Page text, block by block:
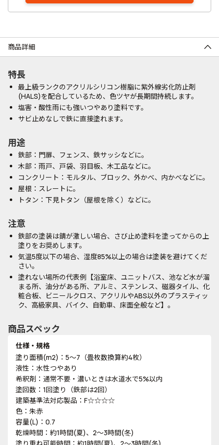
商品詳細
特長
最上級ランクのアクリルシリコン樹脂に紫外線劣化防止剤
(HALS)を配合しているため、色ツヤが長期間持続します。
塩害・酸性雨にも強いつやあり塗料です。
サビ止めなしで鉄に直接塗れます。
用途
鉄部：門扉、フェンス、鉄サッシなどに。
木部：雨戸、戸袋、羽目板、木工品などに。
コンクリート：モルタル、ブロック、外かべ、内かべなどに。
屋根：スレートに。
トタン：下見トタン（屋根を除く）などに。
注意
鉄部の塗装は錆が激しい場合、さび止め塗料を塗ってからの上
塗りをお奨めします。
気温5度以下の場合、湿度85%以上の場合は塗装を避けてくだ
さい。
塗れない場所の代表例【浴室床、ユニットバス、池など水が溜
まる所、油分がある所、アルミ、ステンレス、磁器タイル、化
粧合板、ビニールクロス、アクリルやABS以外のプラスティッ
ク、高級家具、バイク、自動車、床面全般など】。
商品スペック
仕様・規格
塗り面積(m2)：5～7（畳枚数換算約4枚）
液性：水性つやあり
希釈剤：通常不要・濃いときは水道水で5%以内
塗回数：1回塗り（鉄部は2回）
建築基準法対応製品：F☆☆☆☆
色：朱赤
容量(L)：0.7
乾燥時間：約1時間(夏)、2～3時間(冬)